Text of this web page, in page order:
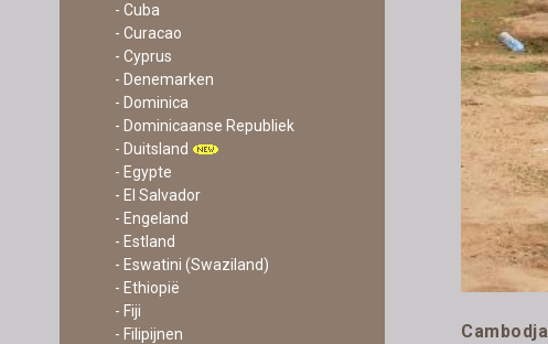
- Cuba
- Curacao
- Cyprus
- Denemarken
- Dominica
- Dominicaanse Republiek
- Duitsland
- Egypte
- El Salvador
- Engeland
- Estland
- Eswatini (Swaziland)
- Ethiopië
- Fiji
- Filipijnen
Cambodja